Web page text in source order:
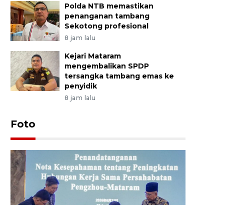
Polda NTB memastikan
penanganan tambang
Sekotong profesional
8 jam lalu
Kejari Mataram
mengembalikan SPDP
tersangka tambang emas ke
penyidik
8 jam lalu
Foto